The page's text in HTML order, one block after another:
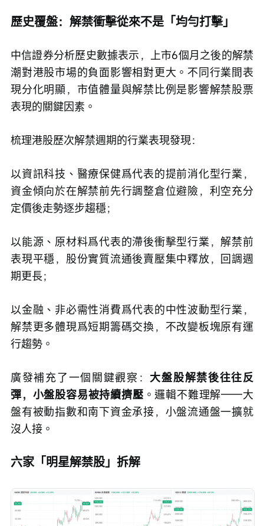
歷史覆盤：解禁衝擊從來不是「均勻打擊」
中信證券分析歷史數據表示，上市6個月之後的解禁
潮對港股市場的負面影響相對更大。不同行業間表
現分化明顯，市值體量與解禁比例是影響解禁股票
表現的關鍵因素。
梳理港股歷次解禁週期的行業表現發現：
以資訊科技、醫療保健爲代表的提前消化型行業，
資金傾向於在解禁前先行調整倉位避險，利空充分
定價後走勢逐步趨穩；
以能源、原材料爲代表的滯後衝擊型行業，解禁前
表現平穩，股份實質流通後賣壓集中釋放，回調週
期更長；
以金融、非必需性消費爲代表的中性波動型行業，
解禁更多體現爲短期籌碼交換，不改變板塊原有運
行趨勢。
廣發補充了一個關鍵觀察： 大盤股解禁後往往反
彈，小盤股容易被持續擠壓 。邏輯不難理解——大
盤有被動指數和南下資金承接，小盤流通盤一擴就
沒人接。
六家「明星解禁股」拆解